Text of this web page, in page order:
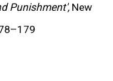
Punishment', New